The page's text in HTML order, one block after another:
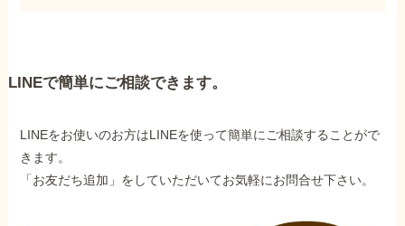
LINEで簡単にご相談できます。
LINEをお使いのお方はLINEを使って簡単にご相談することがで
きます。
「お友だち追加」をしていただいてお気軽にお問合せ下さい。